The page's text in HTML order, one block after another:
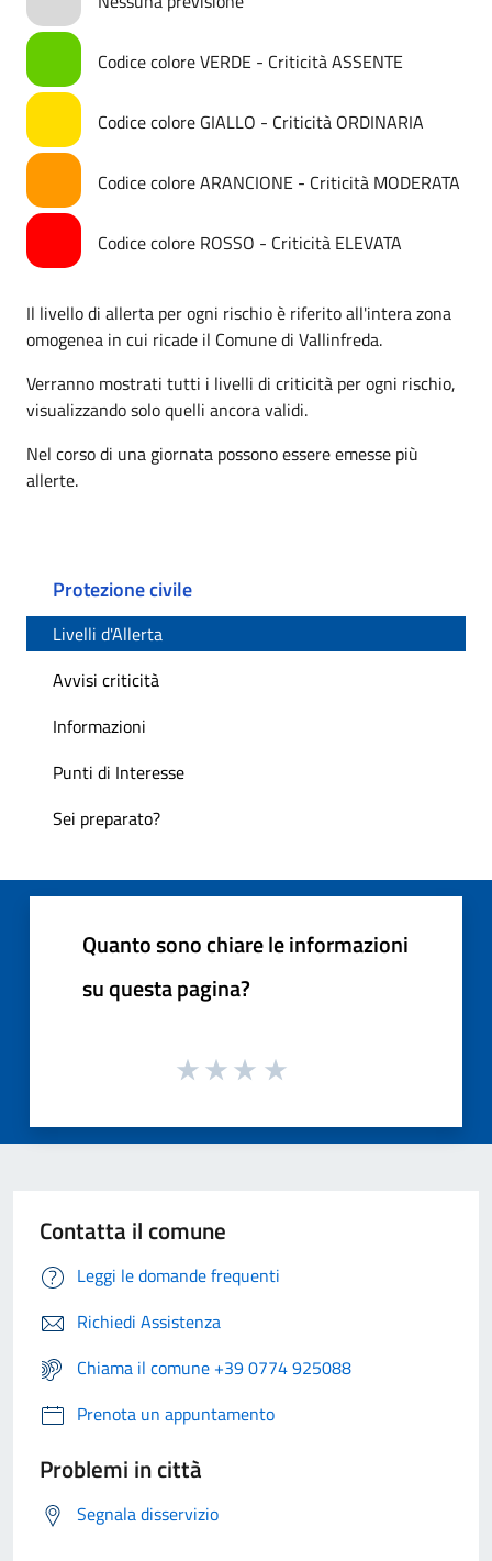
Codice colore VERDE - Criticità ASSENTE
Codice colore GIALLO - Criticità ORDINARIA
Codice colore ARANCIONE - Criticità MODERATA
Codice colore ROSSO - Criticità ELEVATA
Il livello di allerta per ogni rischio è riferito all'intera zona
omogenea in cui ricade il Comune di Vallinfreda.
Verranno mostrati tutti i livelli di criticità per ogni rischio,
visualizzando solo quelli ancora validi.
Nel corso di una giornata possono essere emesse più
allerte.
Protezione civile
Livelli d'Allerta
Avvisi criticità
Informazioni
Punti di Interesse
Sei preparato?
Quanto sono chiare le informazioni
su questa pagina?
Contatta il comune
Leggi le domande frequenti
Richiedi Assistenza
Chiama il comune +39 0774 925088
Prenota un appuntamento
Problemi in città
Segnala disservizio